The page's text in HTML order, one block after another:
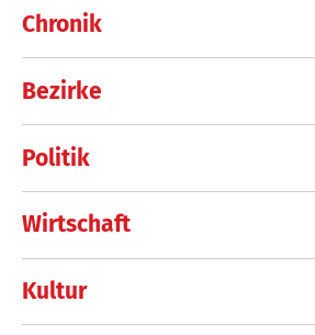
Chronik
Bezirke
Politik
Wirtschaft
Kultur